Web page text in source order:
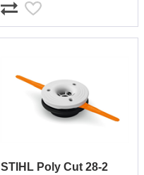
STIHL Poly Cut 28-2